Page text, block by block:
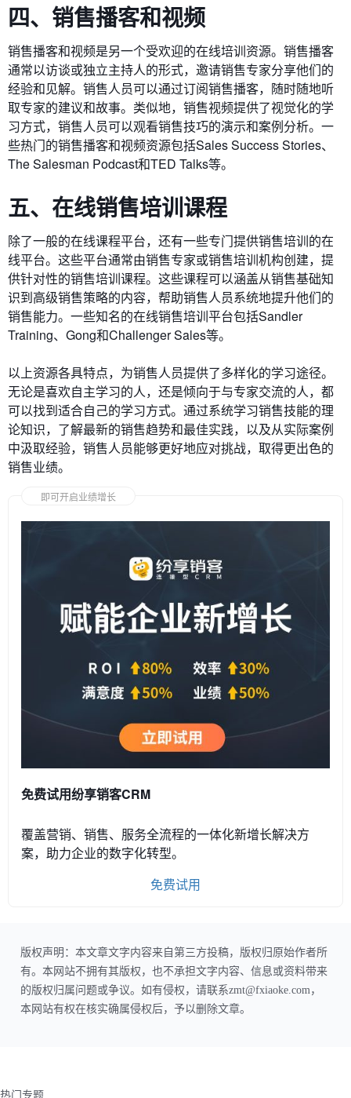
四、销售播客和视频
销售播客和视频是另一个受欢迎的在线培训资源。销售播客
通常以访谈或独立主持人的形式，邀请销售专家分享他们的
经验和见解。销售人员可以通过订阅销售播客，随时随地听
取专家的建议和故事。类似地，销售视频提供了视觉化的学
习方式，销售人员可以观看销售技巧的演示和案例分析。一
些热门的销售播客和视频资源包括Sales Success Stories、
The Salesman Podcast和TED Talks等。
五、在线销售培训课程
除了一般的在线课程平台，还有一些专门提供销售培训的在
线平台。这些平台通常由销售专家或销售培训机构创建，提
供针对性的销售培训课程。这些课程可以涵盖从销售基础知
识到高级销售策略的内容，帮助销售人员系统地提升他们的
销售能力。一些知名的在线销售培训平台包括Sandler
Training、Gong和Challenger Sales等。
以上资源各具特点，为销售人员提供了多样化的学习途径。
无论是喜欢自主学习的人，还是倾向于与专家交流的人，都
可以找到适合自己的学习方式。通过系统学习销售技能的理
论知识，了解最新的销售趋势和最佳实践，以及从实际案例
中汲取经验，销售人员能够更好地应对挑战，取得更出色的
销售业绩。
即可开启业绩增长
免费试用纷享销客CRM
覆盖营销、销售、服务全流程的一体化新增长解决方
案，助力企业的数字化转型。
免费试用
版权声明：本文章文字内容来自第三方投稿，版权归原始作者所
有。本网站不拥有其版权，也不承担文字内容、信息或资料带来
的版权归属问题或争议。如有侵权，请联系zmt@fxiaoke.com，
本网站有权在核实确属侵权后，予以删除文章。
热门专题